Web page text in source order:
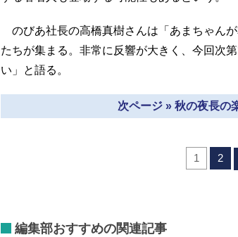
のびあ社長の高橋真樹さんは「あまちゃん
たちが集まる。非常に反響が大きく、今回次
い」と語る。
次ページ » 秋の夜長の
1 2
編集部おすすめの関連記事